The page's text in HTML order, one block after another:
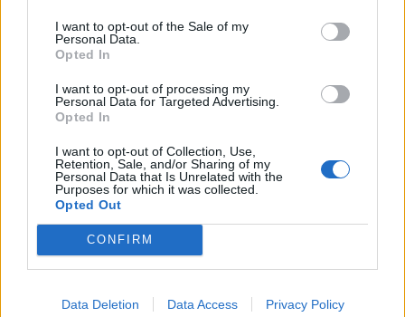
I want to opt-out of the Sale of my
Personal Data.
Opted In
I want to opt-out of processing my
Personal Data for Targeted Advertising.
Opted In
I want to opt-out of Collection, Use,
Retention, Sale, and/or Sharing of my
Personal Data that Is Unrelated with the
Purposes for which it was collected.
Opted Out
CONFIRM
Data Deletion Data Access Privacy Policy
Изпълнителният директор на Revolut
може да стане най-богатият
европеец
06.08.2026 / 13:00